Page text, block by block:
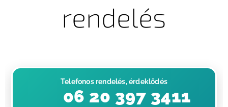
rendelés
Telefonos rendelés, érdeklődés
📞 06 20 397 3411